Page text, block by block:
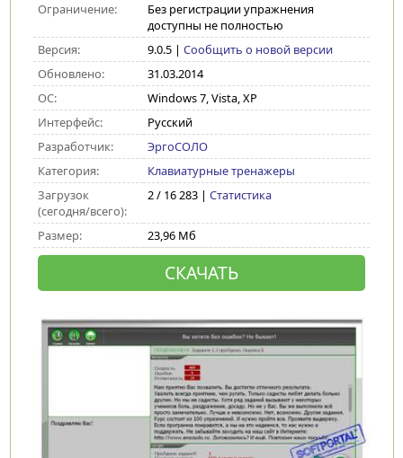
Ограничение:
Без регистрации упражнения
доступны не полностью
Версия:
9.0.5| Сообщить о новой версии
Обновлено:
31.03.2014
ОС:
Windows 7, Vista, XP
Интерфейс:
Русский
Разработчик:
ЭргоСОЛО
Категория:
Клавиатурные тренажеры
Загрузок
(сегодня/всего):
2 / 16 283 | Статистика
Размер: 23,96 Мб
СКАЧАТЬ